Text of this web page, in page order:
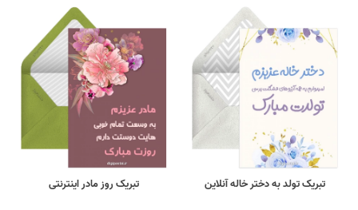
تبریک تولد به دختر خاله آنلاین تبریک روز مادر اینترنتی